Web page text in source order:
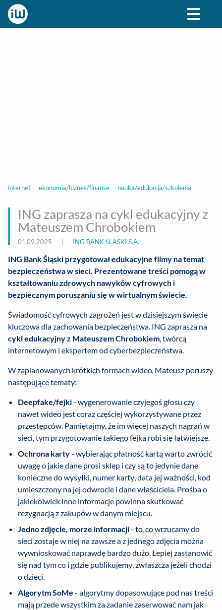
internet ekonomia/biznes/finanse nauka/edukacja/szkolenia
ING zaprasza na cykl edukacyjny z
Mateuszem Chrobokiem
01.09.2025 ING BANK ŚLĄSKI S.A.
ING Bank Śląski przygotował edukacyjne filmy na temat
bezpieczeństwa w sieci. Prezentowane treści pomogą w
kształtowaniu zdrowych nawyków cyfrowych i
bezpiecznym poruszaniu się w wirtualnym świecie.
Świadomość cyfrowych zagrożeń jest w dzisiejszym świecie
kluczowa dla zachowania bezpieczeństwa. ING zaprasza na
cykl edukacyjny z Mateuszem Chrobokiem, twórcą
internetowym i ekspertem od cyberbezpieczeństwa.
W zaplanowanych krótkich formach wideo, Mateusz poruszy
następujące tematy:
Deepfake/fejki- wygenerowanie czyjegoś głosu czy
nawet wideo jest coraz częściej wykorzystywane przez
przestępców. Pamiętajmy, że im więcej naszych nagrań w
sieci, tym przygotowanie takiego fejka robi się łatwiejsze.
Ochrona karty- wybierając płatność kartą warto zwrócić
uwagę o jakie dane prosi sklep i czy są to jedynie dane
konieczne do wysyłki, numer karty, data jej ważności, kod
umieszczony na jej odwrocie i dane właściciela. Prośba o
jakiekolwiek inne informacje powinna skutkować
rezygnacją z zakupów w danym miejscu.
Jedno zdjęcie, morze informacji- to, co wrzucamy do
sieci zostaje w niej na zawsze a z jednego zdjęcia można
wywnioskować naprawdę bardzo dużo. Lepiej zastanowić
się nad tym co i gdzie publikujemy, zwłaszcza jeżeli chodzi
o dzieci.
Algorytm SoMe - algorytmy dopasowujące pod nas treści
mają przede wszystkim za zadanie zaserwować nam jak